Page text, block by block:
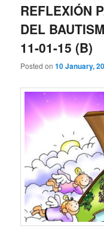
REFLEXIÓN
DEL
11-01-15 (B)
Posted on10 January,